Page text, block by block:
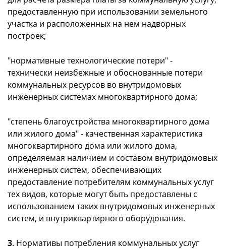
предоставленную при использовании земельного
участка и расположенных на нем надворных
построек;
"нормативные технологические потери" -
технически неизбежные и обоснованные потери
коммунальных ресурсов во внутридомовых
инженерных системах многоквартирного дома;
"степень благоустройства многоквартирного дома
или жилого дома" - качественная характеристика
многоквартирного дома или жилого дома,
определяемая наличием и составом внутридомовых
инженерных систем, обеспечивающих
предоставление потребителям коммунальных услуг
тех видов, которые могут быть предоставлены с
использованием таких внутридомовых инженерных
систем, и внутриквартирного оборудования.
3. Нормативы потребления коммунальных услуг